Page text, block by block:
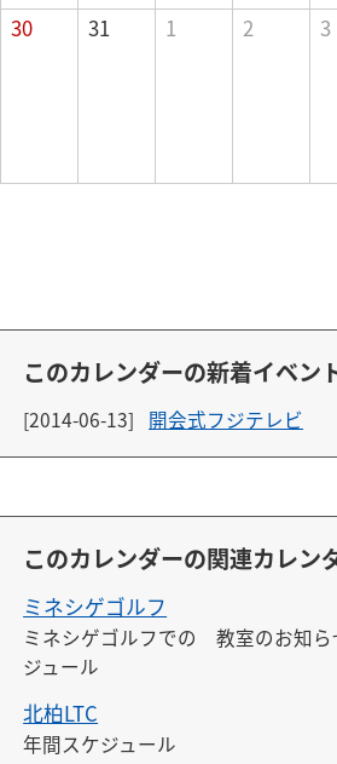
30 31 1 2 3
このカレンダーの新着イベン
[2014-06-13] 開会式フジテレビ
このカレンダーの関連カレン
ミネシゲゴルフ
ミネシゲゴルフでの　教室のお知
ジュール
北柏LTC
年間スケジュール